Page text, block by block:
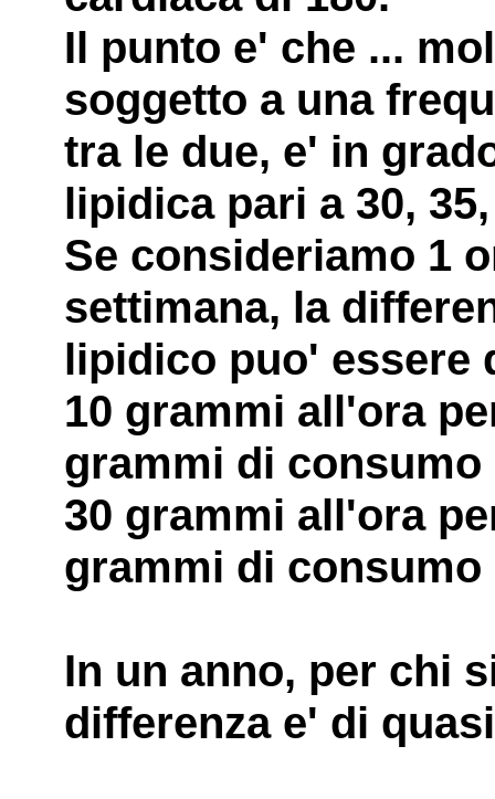
Il punto e' che ...
soggetto a una
tra le due, e' in
lipidica pari a 30,
Se consideriamo 1
settimana, la
lipidico puo' essere
10 grammi all'ora
grammi di consumo
30 grammi all'ora
grammi di consumo
In un anno, per chi
differenza e' di